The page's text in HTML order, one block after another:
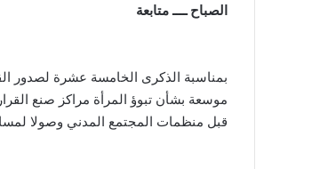
الصباح ــــ متابعة
قبل منظمات المجتمع المدني وصولا